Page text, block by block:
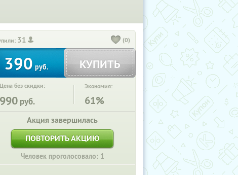
31 (0)
390 руб. КУПИТЬ
Цена без скидки:
990 руб.
Экономия:
61%
Акция завершилась
ПОВТОРИТЬ АКЦИЮ
Человек проголосовало: 1